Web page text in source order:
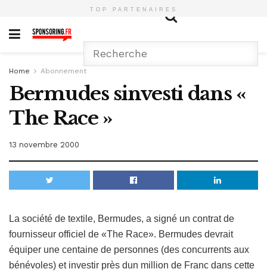
TOP PARTENAIRES
Home Abonnement
Bermudes sinvesti dans «
The Race »
13 novembre 2000
La société de textile, Bermudes, a signé un contrat de
fournisseur officiel de «The Race». Bermudes devrait
équiper une centaine de personnes (des concurrents aux
bénévoles) et investir près dun million de Franc dans cette